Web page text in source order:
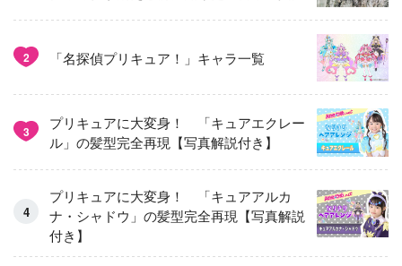
2 「名探偵プリキュア！」キャラ一覧
3
プリキュアに大変身！ 「キュアエクレー
ル」の髪型完全再現【写真解説付き】
プリキュアに大変身！ 「キュアアルカ
ナ・シャドウ」の髪型完全再現【写真解説
付き】